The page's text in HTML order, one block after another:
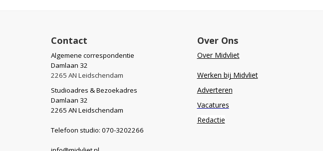
Contact
Algemene correspondentie
Damlaan 32
2265 AN Leidschendam
Studioadres & Bezoekadres
Damlaan 32
2265 AN Leidschendam
Telefoon studio: 070-3202266
Over Ons
Over Midvliet
Werken bij Midvliet
Adverteren
Vacatures
Redactie